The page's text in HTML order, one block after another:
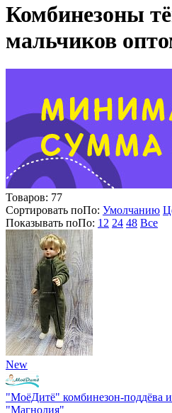
Комбинезоны
мальчиков
Товаров: 77
Сортировать поПо: Умолчанию
Показывать поПо: 12 24 48 Все
New
"МоёДитё" комбинезон-поддёва
"Магнолия"